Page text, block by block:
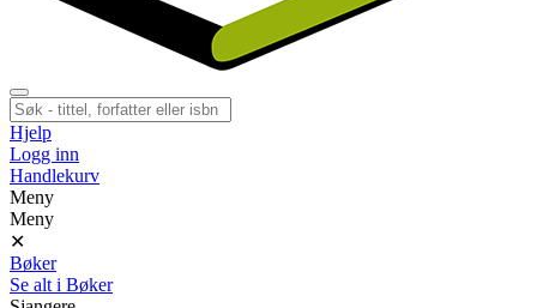
Hjelp
Logg inn
Handlekurv
Meny
Meny
✕
Bøker
Se alt i Bøker